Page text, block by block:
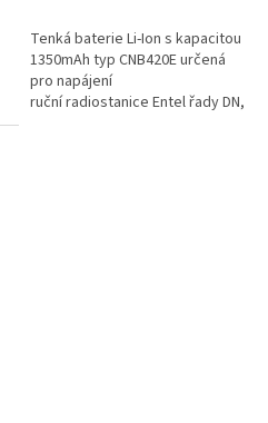
Tenká baterie Li-Ion s kapacitou
1350mAh typ CNB420E určená
pro napájení
ruční radiostanice Entel řady DN,